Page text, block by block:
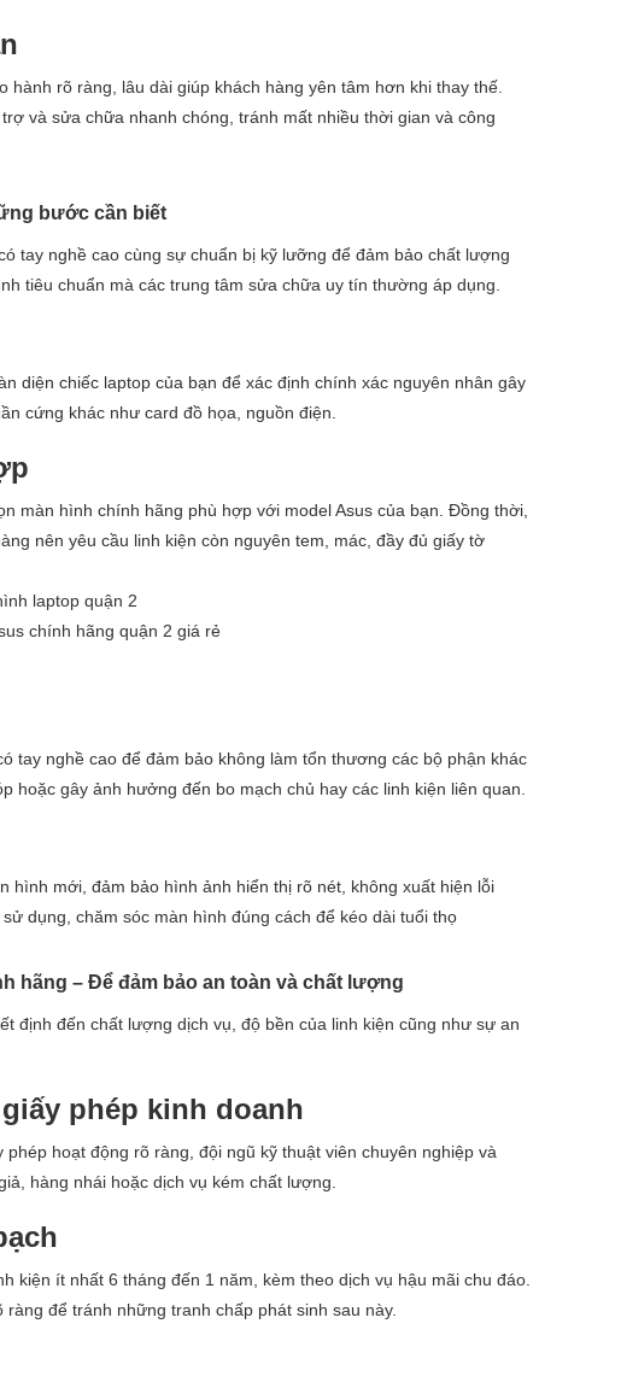
rõ ràng, lâu dài giúp khách hàng yên tâm hơn khi thay thế.
và sửa chữa nhanh chóng, tránh mất nhiều thời gian và công
bước cần biết
tay nghề cao cùng sự chuẩn bị kỹ lưỡng để đảm bảo chất lượng
tiêu chuẩn mà các trung tâm sửa chữa uy tín thường áp dụng.
diện chiếc laptop của bạn để xác định chính xác nguyên nhân gây
cứng khác như card đồ họa, nguồn điện.
màn hình chính hãng phù hợp với model Asus của bạn. Đồng thời,
nên yêu cầu linh kiện còn nguyên tem, mác, đầy đủ giấy tờ
chính hãng quận 2 giá rẻ
tay nghề cao để đảm bảo không làm tổn thương các bộ phận khác
hoặc gây ảnh hưởng đến bo mạch chủ hay các linh kiện liên quan.
hình mới, đảm bảo hình ảnh hiển thị rõ nét, không xuất hiện lỗi
dụng, chăm sóc màn hình đúng cách để kéo dài tuổi thọ
hãng – Để đảm bảo an toàn và chất lượng
định đến chất lượng dịch vụ, độ bền của linh kiện cũng như sự an
phép kinh doanh
hoạt động rõ ràng, đội ngũ kỹ thuật viên chuyên nghiệp và
hàng nhái hoặc dịch vụ kém chất lượng.
kiện ít nhất 6 tháng đến 1 năm, kèm theo dịch vụ hậu mãi chu đáo.
để tránh những tranh chấp phát sinh sau này.